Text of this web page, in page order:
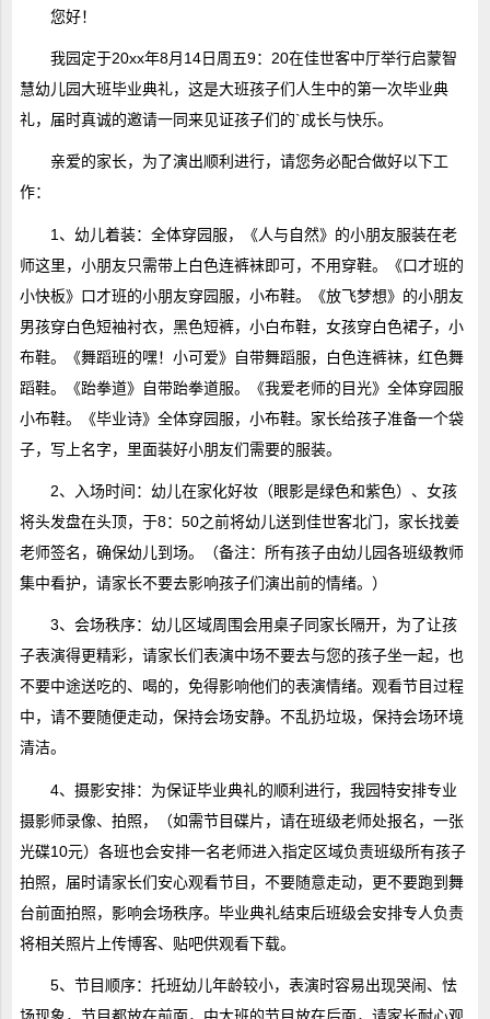
您好！
我园定于20xx年8月14日周五9：20在佳世客中厅举行启蒙智
慧幼儿园大班毕业典礼，这是大班孩子们人生中的第一次毕业典
礼，届时真诚的邀请一同来见证孩子们的`成长与快乐。
亲爱的家长，为了演出顺利进行，请您务必配合做好以下工
作：
1、幼儿着装：全体穿园服，《人与自然》的小朋友服装在老
师这里，小朋友只需带上白色连裤袜即可，不用穿鞋。《口才班的
小快板》口才班的小朋友穿园服，小布鞋。《放飞梦想》的小朋友
男孩穿白色短袖衬衣，黑色短裤，小白布鞋，女孩穿白色裙子，小
布鞋。《舞蹈班的嘿！小可爱》自带舞蹈服，白色连裤袜，红色舞
蹈鞋。《跆拳道》自带跆拳道服。《我爱老师的目光》全体穿园服
小布鞋。《毕业诗》全体穿园服，小布鞋。家长给孩子准备一个袋
子，写上名字，里面装好小朋友们需要的服装。
2、入场时间：幼儿在家化好妆（眼影是绿色和紫色）、女孩
将头发盘在头顶，于8：50之前将幼儿送到佳世客北门，家长找姜
老师签名，确保幼儿到场。（备注：所有孩子由幼儿园各班级教师
集中看护，请家长不要去影响孩子们演出前的情绪。）
3、会场秩序：幼儿区域周围会用桌子同家长隔开，为了让孩
子表演得更精彩，请家长们表演中场不要去与您的孩子坐一起，也
不要中途送吃的、喝的，免得影响他们的表演情绪。观看节目过程
中，请不要随便走动，保持会场安静。不乱扔垃圾，保持会场环境
清洁。
4、摄影安排：为保证毕业典礼的顺利进行，我园特安排专业
摄影师录像、拍照，（如需节目碟片，请在班级老师处报名，一张
光碟10元）各班也会安排一名老师进入指定区域负责班级所有孩子
拍照，届时请家长们安心观看节目，不要随意走动，更不要跑到舞
台前面拍照，影响会场秩序。毕业典礼结束后班级会安排专人负责
将相关照片上传博客、贴吧供观看下载。
5、节目顺序：托班幼儿年龄较小，表演时容易出现哭闹、怯